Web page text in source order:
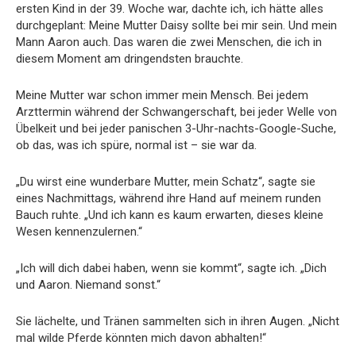
ersten Kind in der 39. Woche war, dachte ich, ich hätte alles
durchgeplant: Meine Mutter Daisy sollte bei mir sein. Und mein
Mann Aaron auch. Das waren die zwei Menschen, die ich in
diesem Moment am dringendsten brauchte.
Meine Mutter war schon immer mein Mensch. Bei jedem
Arzttermin während der Schwangerschaft, bei jeder Welle von
Übelkeit und bei jeder panischen 3-Uhr-nachts-Google-Suche,
ob das, was ich spüre, normal ist – sie war da.
„Du wirst eine wunderbare Mutter, mein Schatz“, sagte sie
eines Nachmittags, während ihre Hand auf meinem runden
Bauch ruhte. „Und ich kann es kaum erwarten, dieses kleine
Wesen kennenzulernen.“
„Ich will dich dabei haben, wenn sie kommt“, sagte ich. „Dich
und Aaron. Niemand sonst.“
Sie lächelte, und Tränen sammelten sich in ihren Augen. „Nicht
mal wilde Pferde könnten mich davon abhalten!“